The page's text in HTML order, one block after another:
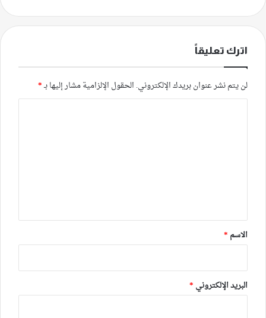
اترك تعليقاً
لن يتم نشر عنوان بريدك الإلكتروني. الحقول الإلزامية مشار إليها بـ*
*
الاسم *
البريد الإلكتروني *